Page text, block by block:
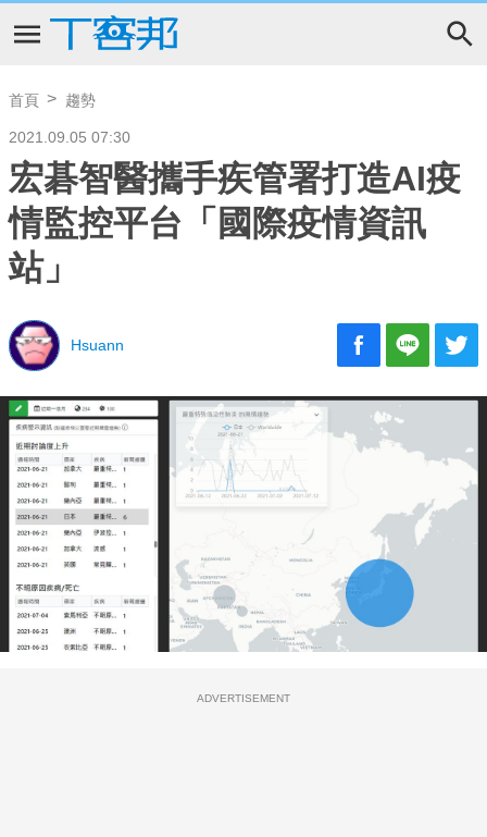
首頁 趨勢
2021.09.05 07:30
宏碁智醫攜手疾管署打造AI疫
情監控平台「國際疫情資訊
站」
Hsuann
ADVERTISEMENT